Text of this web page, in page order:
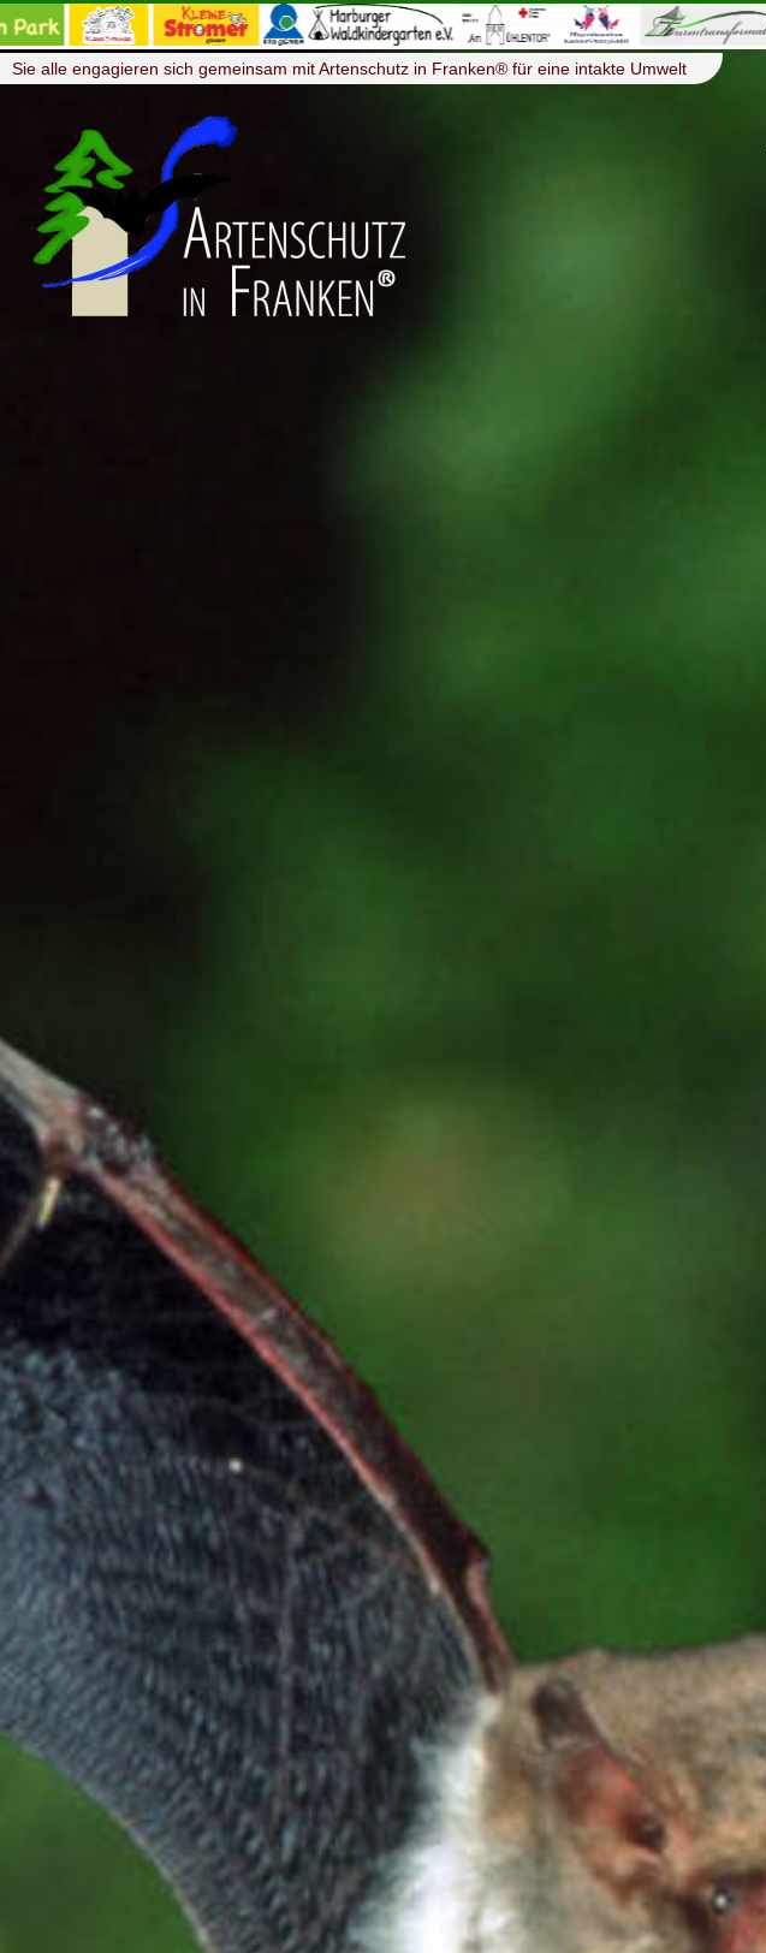
Sie alle engagieren sich gemeinsam mit Artenschutz in Franken® für eine intakte Umwelt